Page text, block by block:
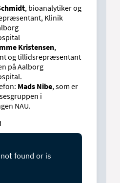
, bioanalytiker og
Klinik
Kristensen,
og tillidsrepræsentant
på Aalborg
Mads Nibe, som er
i
NAU.